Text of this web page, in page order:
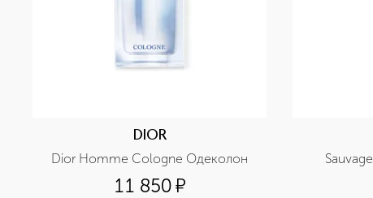
DIOR
Dior Homme Cologne Одеколон
11 850¤